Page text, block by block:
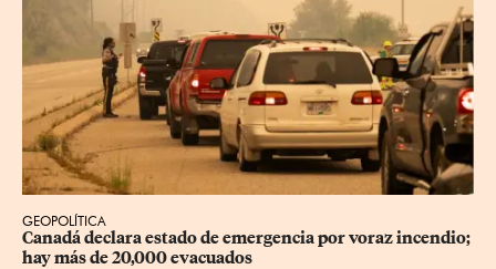
GEOPOLÍTICA
Canadá declara estado de emergencia por voraz incendio;
hay más de 20,000 evacuados